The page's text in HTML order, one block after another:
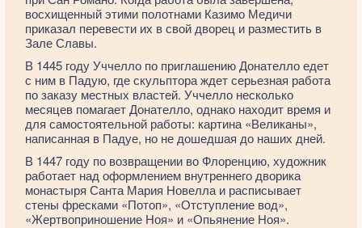
восхищенный этими полотнами Казимо Медичи
приказал перевести их в свой дворец и разместить в
Зале Славы.
В 1445 году Уччелло по приглашению Донателло едет
с ним в Падую, где скульптора ждет серьезная работа
по заказу местных властей. Уччелло несколько
месяцев помагает Донателло, однако находит время и
для самостоятельной работы: картина «Великаны»,
написанная в Падуе, но не дошедшая до наших дней.
В 1447 году по возвращении во Флоренцию, художник
работает над оформлением внутреннего дворика
монастыря Санта Мария Новелла и расписывает
стены фресками «Потоп», «Отступление вод»,
«Жертвоприношение Ноя» и «Опьянение Ноя».